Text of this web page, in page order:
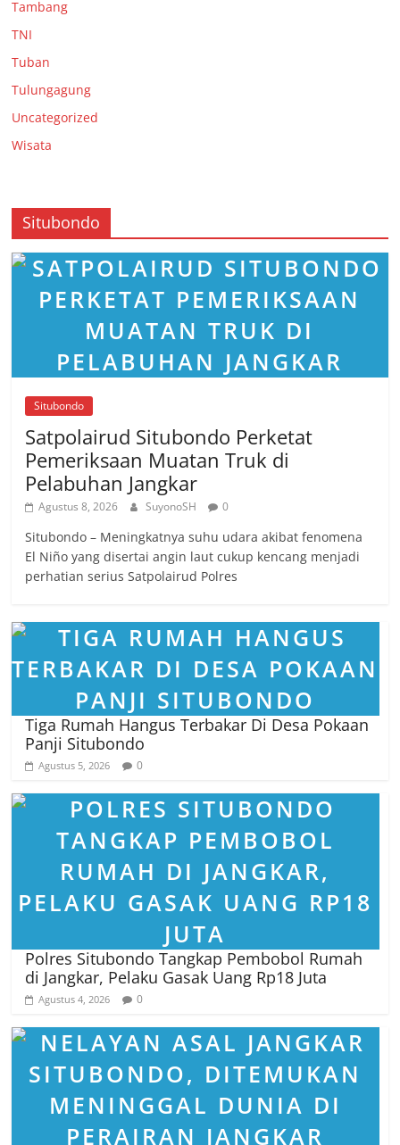
Tambang
TNI
Tuban
Tulungagung
Uncategorized
Wisata
Situbondo
Situbondo
Satpolairud Situbondo Perketat
Pemeriksaan Muatan Truk di
Pelabuhan Jangkar
Agustus 8, 2026 SuyonoSH 0
Situbondo – Meningkatnya suhu udara akibat fenomena
El Niño yang disertai angin laut cukup kencang menjadi
perhatian serius Satpolairud Polres
Tiga Rumah Hangus Terbakar Di Desa Pokaan
Panji Situbondo
Agustus 5, 2026 0
Polres Situbondo Tangkap Pembobol Rumah
di Jangkar, Pelaku Gasak Uang Rp18 Juta
Agustus 4, 2026 0